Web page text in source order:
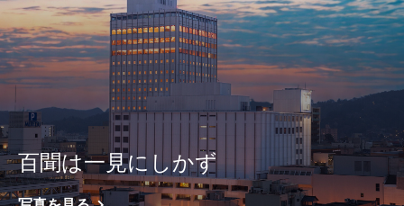
百聞は一見にしかず